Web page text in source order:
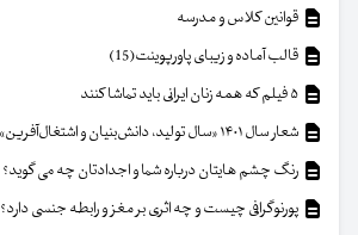
قوانین کلاس و مدرسه
قالب آماده و زیبای پاورپوینت(15)
شعار سال ۱۴۰۱ «سال تولید، دانش‌بنیان و اشتغال‌آفرین»
رنگ چشم هایتان درباره شما و اجدادتان چه می گوید؟
پورنوگرافی چیست و چه اثری بر مغز و رابطه جنسی دارد؟